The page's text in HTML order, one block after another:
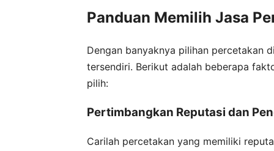
Panduan Memilih Jasa
Dengan banyaknya pilihan percetakan
tersendiri. Berikut adalah beberapa
pilih:
Pertimbangkan Reputasi dan
Carilah percetakan yang memiliki